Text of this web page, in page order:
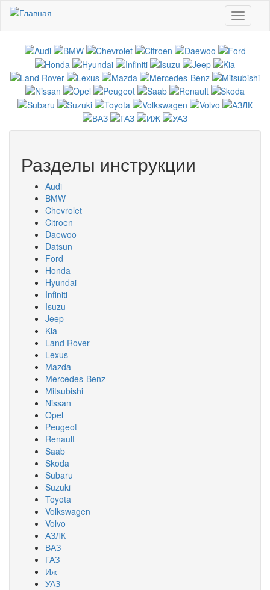
Перейти к основному содержанию
Toggle
Разделы инструкции
Audi
BMW
Chevrolet
Citroen
Daewoo
Datsun
Ford
Honda
Hyundai
Infiniti
Isuzu
Jeep
Kia
Land Rover
Lexus
Mazda
Mercedes-Benz
Mitsubishi
Nissan
Opel
Peugeot
Renault
Saab
Skoda
Subaru
Suzuki
Toyota
Volkswagen
Volvo
АЗЛК
ВАЗ
ГАЗ
Иж
УАЗ